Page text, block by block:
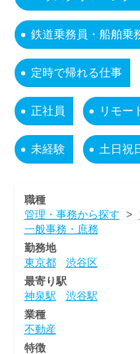
鉄道乗務員・船舶乗
定時で帰れる仕事
正社員 リモー
未経験 土日祝
職種
管理・事務から探す >
一般事務・庶務
勤務地
東京都
渋谷区
最寄り駅
神泉駅
渋谷駅
業種
不動産
特徴